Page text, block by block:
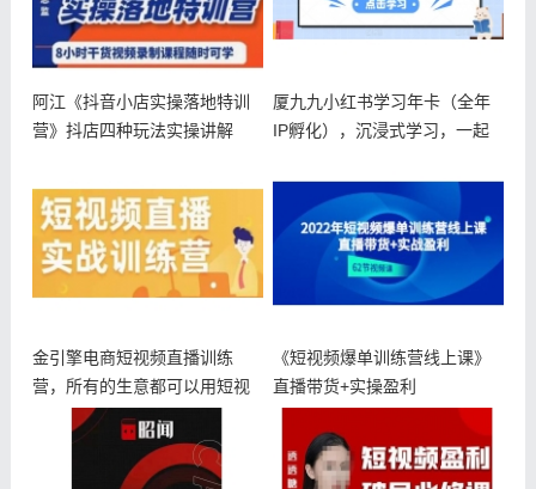
阿江《抖音小店实操落地特训
营》抖店四种玩法实操讲解
厦九九小红书学习年卡（全年
IP孵化），沉浸式学习，一起
金引擎电商短视频直播训练
营，所有的生意都可以用短视
频直播重做
《短视频爆单训练营线上课》
直播带货+实操盈利